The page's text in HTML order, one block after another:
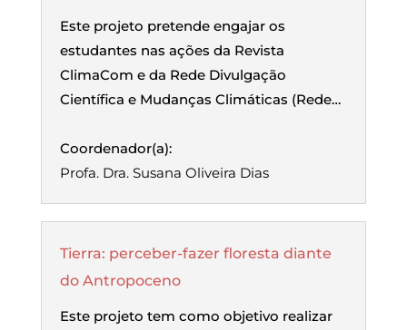
Este projeto pretende engajar os
estudantes nas ações da Revista
ClimaCom e da Rede Divulgação
Científica e Mudanças Climáticas (Rede…
Coordenador(a):
Profa. Dra. Susana Oliveira Dias
Tierra: perceber-fazer floresta diante
do Antropoceno
Este projeto tem como objetivo realizar